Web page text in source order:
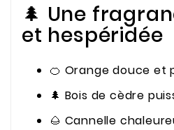
🌲 Une
et hespéridée
🍊 Orange douce et
🌲 Bois de cèdre
🌰 Cannelle